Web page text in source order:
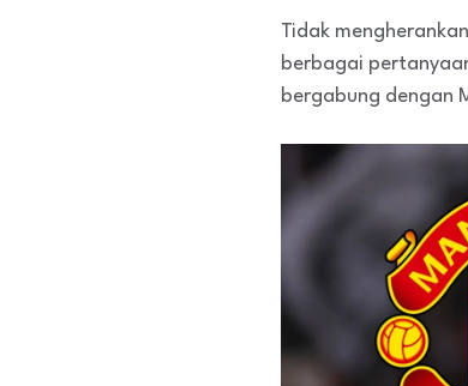
Tidak
berbagai
bergabung dengan